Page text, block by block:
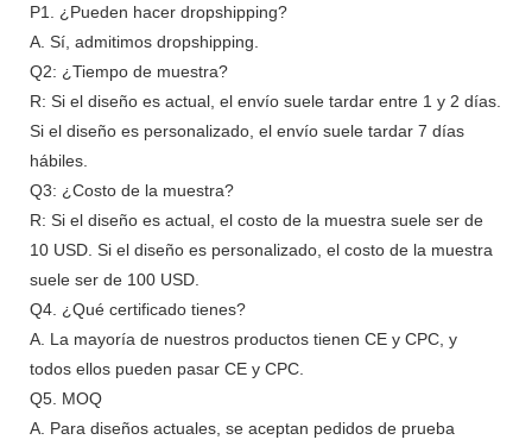
P1. ¿Pueden hacer dropshipping?
A. Sí, admitimos dropshipping.
Q2: ¿Tiempo de muestra?
R: Si el diseño es actual, el envío suele tardar entre 1 y 2 días.
Si el diseño es personalizado, el envío suele tardar 7 días
hábiles.
Q3: ¿Costo de la muestra?
R: Si el diseño es actual, el costo de la muestra suele ser de
10 USD. Si el diseño es personalizado, el costo de la muestra
suele ser de 100 USD.
Q4. ¿Qué certificado tienes?
A. La mayoría de nuestros productos tienen CE y CPC, y
todos ellos pueden pasar CE y CPC.
Q5. MOQ
A. Para diseños actuales, se aceptan pedidos de prueba